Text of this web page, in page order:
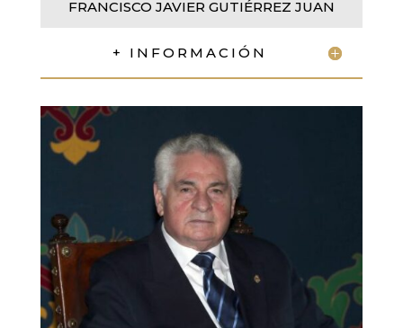
FRANCISCO JAVIER GUTIÉRREZ JUAN
+ INFORMACIÓN